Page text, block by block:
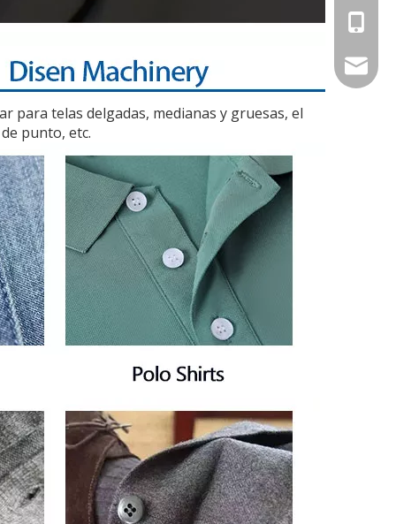
para telas delgadas, medianas y gruesas, el
punto, etc.